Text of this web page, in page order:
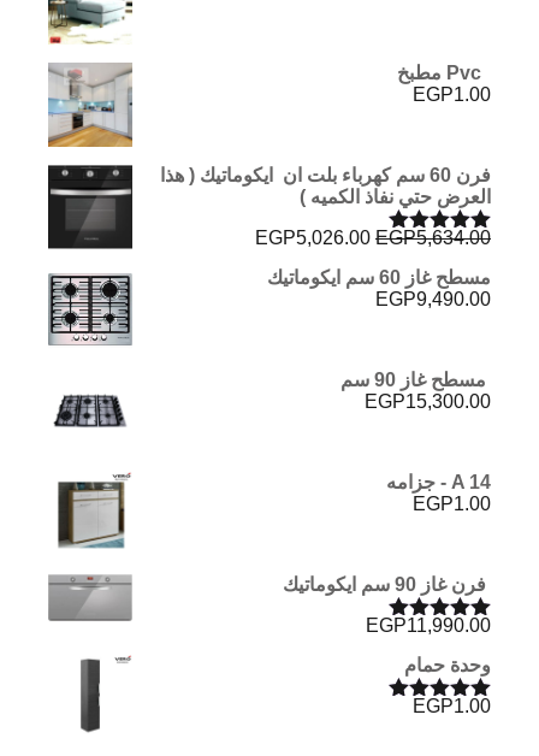
EGP1.00
فرن 60 سم كهرباء بلت ان ايكوماتيك ( هذا
العرض حتي نفاذ الكميه )
تم التقييم
من 5
EGP5,634.00
السعر
هو:
EGP5,026.00
مسطح غاز 60 سم ايكوماتيك
EGP9,490.00
مسطح غاز 90 سم
EGP15,300.00
A 14 - جزامه
EGP1.00
فرن غاز 90 سم ايكوماتيك
تم التقييم
من 5
EGP11,990.00
وحدة حمام
تم التقييم
EGP1.00